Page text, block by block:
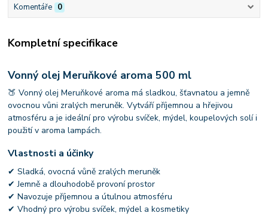
Komentáře 0
Kompletní specifikace
Vonný olej Meruňkové aroma 500 ml
🍑 Vonný olej Meruňkové aroma má sladkou, šťavnatou a jemně
ovocnou vůni zralých meruněk. Vytváří příjemnou a hřejivou
atmosféru a je ideální pro výrobu svíček, mýdel, koupelových solí i
použití v aroma lampách.
Vlastnosti a účinky
✔ Sladká, ovocná vůně zralých meruněk
✔ Jemně a dlouhodobě provoní prostor
✔ Navozuje příjemnou a útulnou atmosféru
✔ Vhodný pro výrobu svíček, mýdel a kosmetiky